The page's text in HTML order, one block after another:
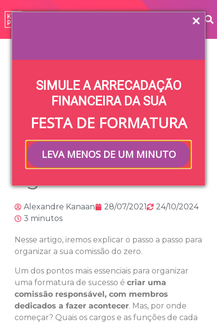
SIMULE A ARRECADAÇÃO
FINANCEIRA DA SUA
FESTA DE FORMATURA
LEVA MENOS DE UM MINUTO
Home»Blog»Comissão de Formatura»Chegou a hora
Chegou a hora de
criar a comissão
de formatura! E
Alexandre Kanaan 28/07/2021
24/10/2024
3 minutos
Nesse artigo, iremos explicar o passo a passo para
organizar a sua comissão do zero.
Um dos pontos mais essenciais para organizar
uma formatura de sucesso é criar uma
comissão responsável, com membros
dedicados a fazer acontecer. Mas, por onde
começar? Quais os cargos e as funções de cada